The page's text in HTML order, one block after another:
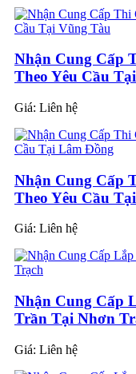
Nhận Cung Cấp
Theo Yêu Cầu
Giá: Liên hệ
Nhận Cung Cấp
Theo Yêu Cầu
Giá: Liên hệ
Nhận Cung Cấp
Trần Tại Nhơn
Giá: Liên hệ